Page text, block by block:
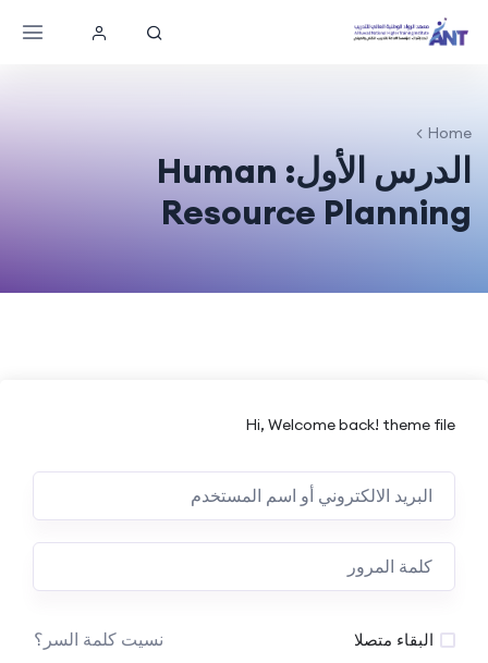
Home
الدرس الأول: Human
Resource Planning
Hi, Welcome back! theme file
البقاء متصلا نسيت كلمة السر؟